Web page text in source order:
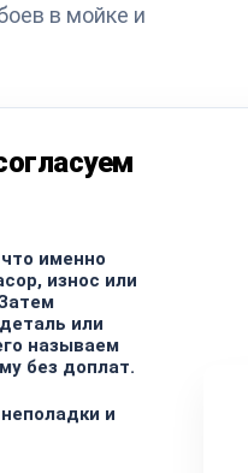
в мойке и
именно
износ или
или
называем
без доплат.
и